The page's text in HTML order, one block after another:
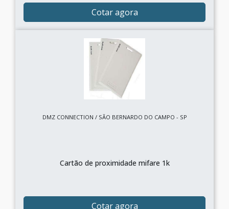
Cotar agora
DMZ CONNECTION / SÃO BERNARDO DO CAMPO - SP
Cartão de proximidade mifare 1k
Cotar agora